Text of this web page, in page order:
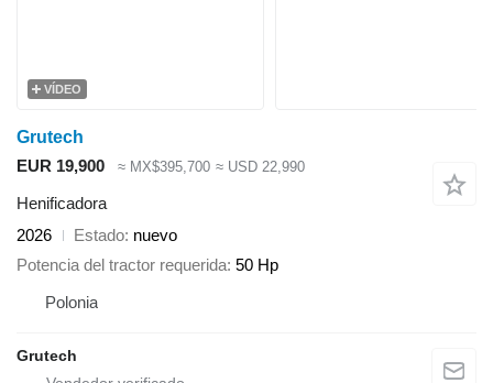
VÍDEO
Grutech
EUR 19,900
≈ MX$395,700 ≈ USD 22,990
Henificadora
2026
Estado nuevo
Potencia del tractor requerida 50 Hp
Polonia
Grutech